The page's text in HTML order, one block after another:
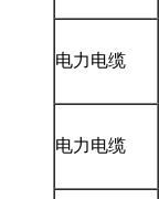
电力电缆
电力电缆